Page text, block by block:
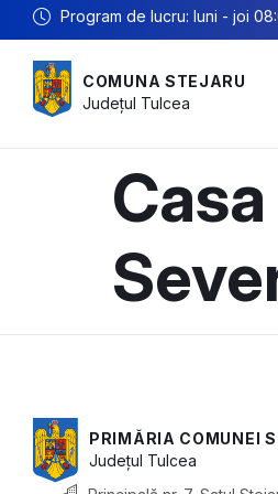
Program de lucru: luni - joi
COMUNA STEJARU
Județul Tulcea
PRIMĂRIA COMUNEI
Județul Tulcea